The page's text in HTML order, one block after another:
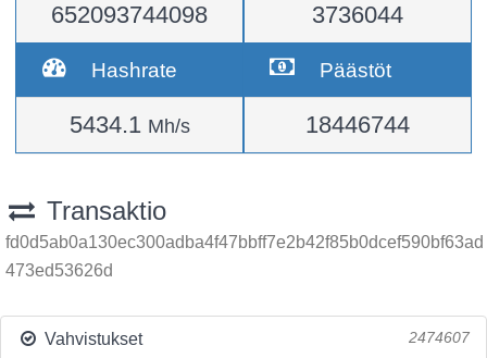
652093744098 3736044
Hashrate
5434.1 Mh/s
Päästöt
18446744
Transaktio
fd0d5ab0a130ec300adba4f47bbff7e2b42f85b0dcef590bf63ad
473ed53626d
Vahvistukset 2474607